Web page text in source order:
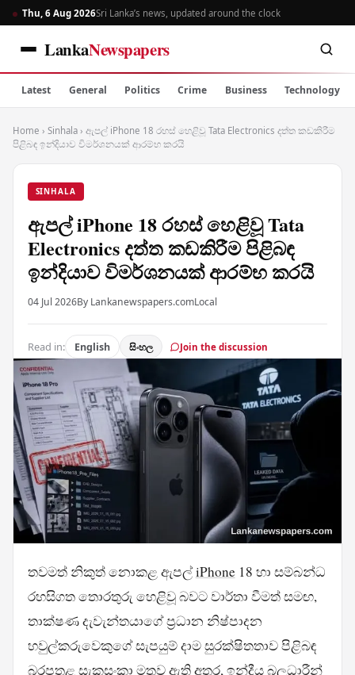
Thu, 6 Aug 2026Sri Lanka’s news, updated around the clock
LankaNewspapers
Latest General Politics Crime Business Technology
Home › Sinhala › ඇපල් iPhone 18 රහස් හෙළිවූ Tata Electronics දත්ත කඩකිරීම
පිළිබඳ ඉන්දියාව විමර්ශනයක් ආරම්භ කරයි
SINHALA
ඇපල් iPhone 18 රහස් හෙළිවූ Tata
Electronics දත්ත කඩකිරීම පිළිබඳ
ඉන්දියාව විමර්ශනයක් ආරම්භ කරයි
04 Jul 2026By Lankanewspapers.comLocal
Read in: English සිංහල Join the discussion
තවමත් නිකුත් නොකළ ඇපල්iPhone18 හා සම්බන්ධ
රහසිගත තොරතුරු හෙළිවූ බවට වාර්තා වීමත් සමඟ,
තාක්ෂණ දැවැන්තයාගේ ප්‍රධාන නිෂ්පාදන
හවුල්කරුවෙකුගේ සැපයුම් දාම සුරක්ෂිතතාව පිළිබඳ
බරපතළ සැකසංකා මතුව ඇති අතර, ඉන්දීය බලධාරීන්